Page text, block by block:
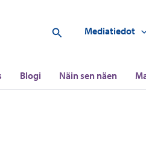
Hae Mediatiedot
Blogi Näin sen näen